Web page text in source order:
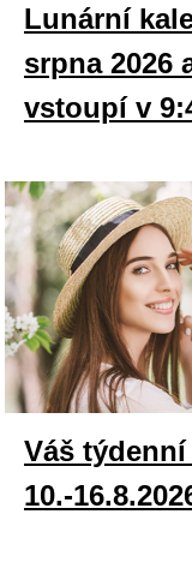
Lunární
srpna 2026
vstoupí v
Váš týdenní
10.-